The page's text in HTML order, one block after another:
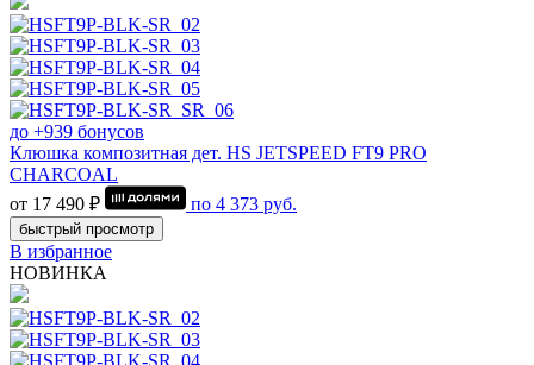
до +939 бонусов
Клюшка композитная дет. HS JETSPEED FT9 PRO
CHARCOAL
от 17 490 ₽
по 4 373 руб.
быстрый просмотр
В избранное
НОВИНКА